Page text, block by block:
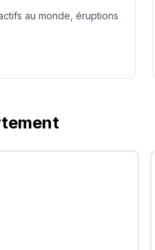
au monde, éruptions